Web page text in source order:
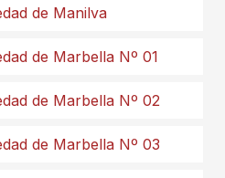
de Manilva
de Marbella Nº 01
de Marbella Nº 02
de Marbella Nº 03